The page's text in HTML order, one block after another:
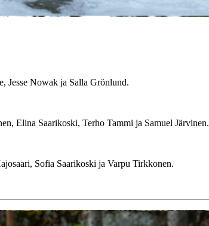
Jesse Nowak ja Salla Grönlund.
Elina Saarikoski, Terho Tammi ja Samuel Järvinen.
Sofia Saarikoski ja Varpu Tirkkonen.